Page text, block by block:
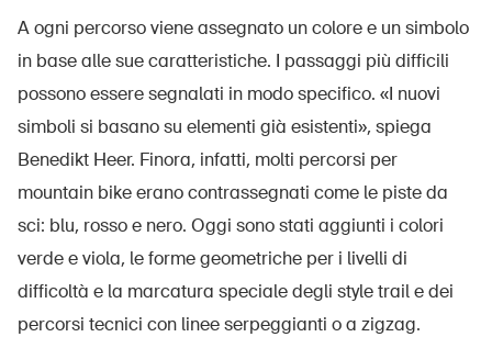
A ogni percorso viene assegnato un colore e un simbolo
in base alle sue caratteristiche. I passaggi più difficili
possono essere segnalati in modo specifico. «I nuovi
simboli si basano su elementi già esistenti», spiega
Benedikt Heer. Finora, infatti, molti percorsi per
mountain bike erano contrassegnati come le piste da
sci: blu, rosso e nero. Oggi sono stati aggiunti i colori
verde e viola, le forme geometriche per i livelli di
difficoltà e la marcatura speciale degli style trail e dei
percorsi tecnici con linee serpeggianti o a zigzag.